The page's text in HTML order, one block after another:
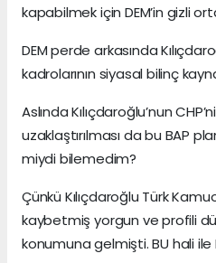
kapabilmek için DEM’in gizli
DEM perde arkasında
kadrolarının siyasal bilinç
Aslında Kılıçdaroğlu’nun
uzaklaştırılması da bu BAP
miydi bilemedim?
Çünkü Kılıçdaroğlu Türk
kaybetmiş yorgun ve profili
konumuna gelmişti. BU hali